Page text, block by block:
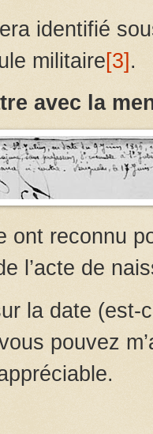
identifié
militaire[3] .
avec la
ont reconnu
l’acte de
la date (est-
pouvez